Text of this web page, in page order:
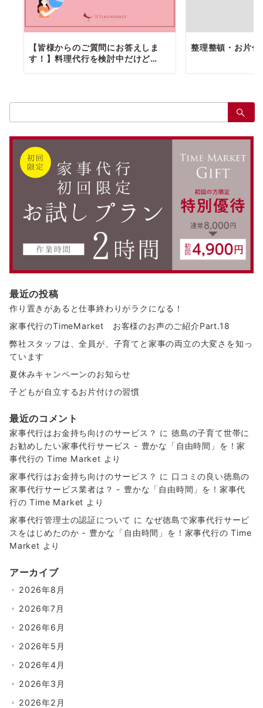
【皆様からのご質問にお答えしま
す！】料理代行を検討中だけど…
整理整頓・お片付
索：
最近の投稿
作り置きがあると仕事終わりがラクになる！
家事代行のTimeMarket お客様のお声のご紹介Part.18
弊社スタッフは、全員が、子育てと家事の両立の大変さを知っ
ています
夏休みキャンペーンのお知らせ
子どもが自立するお片付けの習慣
最近のコメント
家事代行はお金持ち向けのサービス？ に徳島の子育て世帯に
お勧めしたい家事代行サービス - 豊かな「自由時間」を！家
事代行の Time Market より
家事代行はお金持ち向けのサービス？ に 口コミの良い徳島の
家事代行サービス業者は？ - 豊かな「自由時間」を！家事代
行の Time Market より
家事代行管理士の認証について に なぜ徳島で家事代行サービ
スをはじめたのか - 豊かな「自由時間」を！家事代行の Time
Market より
アーカイブ
2026年8月
2026年7月
2026年6月
2026年5月
2026年4月
2026年3月
2026年2月